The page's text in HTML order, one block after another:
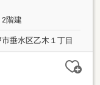
階建
垂水区乙木１丁目